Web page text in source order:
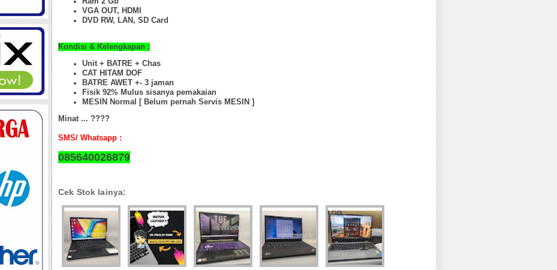
VGA OUT, HDMI
DVD RW, LAN, SD Card
Kondisi & Kelengkapan :
Unit + BATRE + Chas
CAT HITAM DOF
BATRE AWET +- 3 jaman
Fisik 92% Mulus sisanya pemakaian
MESIN Normal [ Belum pernah Servis MESIN ]
Minat ... ????
SMS/ Whatsapp :
085640026879
Cek Stok lainya: